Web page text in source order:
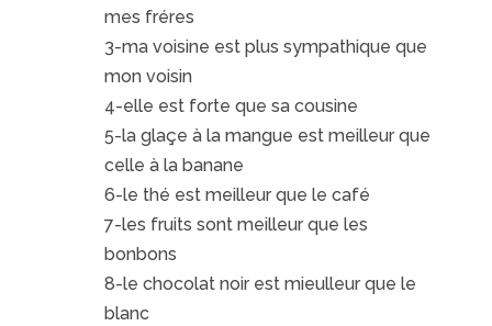
mes fréres
3-ma voisine est plus sympathique que
mon voisin
4-elle est forte que sa cousine
5-la glaçe à la mangue est meilleur que
celle à la banane
6-le thé est meilleur que le café
7-les fruits sont meilleur que les
bonbons
8-le chocolat noir est mieulleur que le
blanc